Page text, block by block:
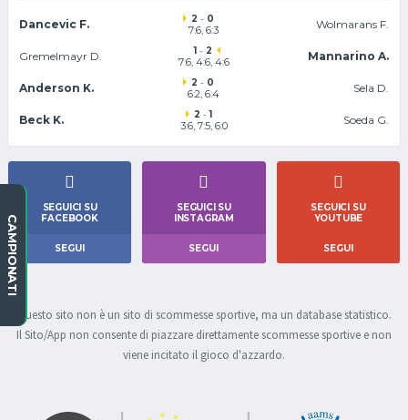
Dancevic F. 2 - 0
7:6, 6:3 Wolmarans F.
Gremelmayr D. 1- 2
7:6, 4:6, 4:6 Mannarino A.
Anderson K. 2 - 0
6:2, 6:4 Sela D.
Beck K. 2 -1
3:6, 7:5, 6:0 Soeda G.
SEGUICI SU
FACEBOOK
SEGUI
SEGUICI SU
INSTAGRAM
SEGUI
SEGUICI SU
YOUTUBE
SEGUI
Questo sito non è un sito di scommesse sportive, ma un database statistico.
Il Sito/App non consente di piazzare direttamente scommesse sportive e non
viene incitato il gioco d'azzardo.
CAMPIONATI